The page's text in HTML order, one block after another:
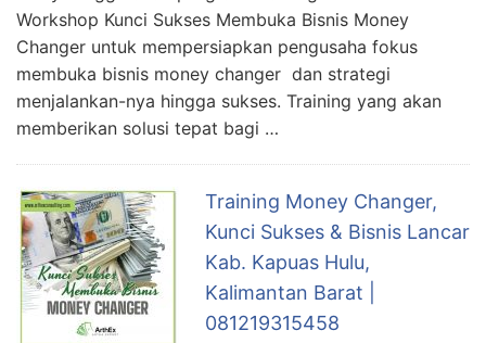
Workshop Kunci Sukses Membuka Bisnis Money
Changer untuk mempersiapkan pengusaha fokus
membuka bisnis money changer dan strategi
menjalankan-nya hingga sukses. Training yang akan
memberikan solusi tepat bagi …
Training Money Changer,
Kunci Sukses & Bisnis Lancar
Kab. Kapuas Hulu,
Kalimantan Barat |
081219315458